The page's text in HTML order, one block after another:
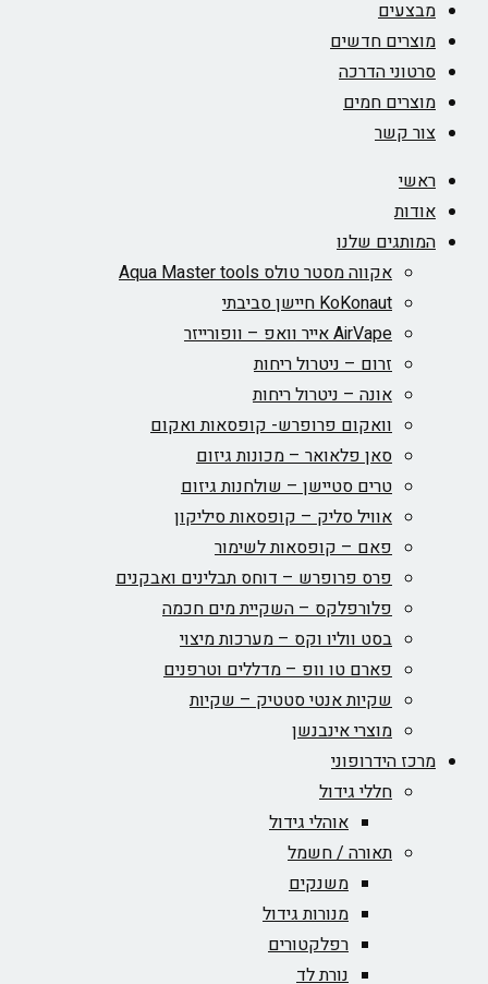
מבצעים
מוצרים חדשים
סרטוני הדרכה
מוצרים חמים
צור קשר
ראשי
אודות
המותגים שלנו
אקווה מסטר טולס Aqua Master tools
KoKonaut חיישן סביבתי
AirVape אייר וואפ – וופורייזר
זרום – ניטרול ריחות
אונה – ניטרול ריחות
וואקום פרופרש- קופסאות ואקום
סאן פלאואר – מכונות גיזום
טרים סטיישן – שולחנות גיזום
אוויל סליק – קופסאות סיליקון
פאם – קופסאות לשימור
פרס פרופרש – דוחס תבלינים ואבקנים
פלורפלקס – השקיית מים חכמה
בסט ווליו וקס – מערכות מיצוי
פארם טו וופ – מדללים וטרפנים
שקיות אנטי סטטיק – שקיות
מוצרי אינבנשן
מרכז הידרופוני
חללי גידול
אוהלי גידול
תאורה / חשמל
משנקים
מנורות גידול
רפלקטורים
נורת לד